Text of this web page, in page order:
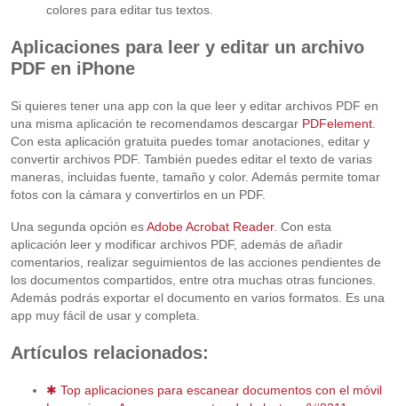
colores para editar tus textos.
Aplicaciones para leer y editar un archivo
PDF en iPhone
Si quieres tener una app con la que leer y editar archivos PDF en
una misma aplicación te recomendamos descargar PDFelement.
Con esta aplicación gratuita puedes tomar anotaciones, editar y
convertir archivos PDF. También puedes editar el texto de varias
maneras, incluidas fuente, tamaño y color. Además permite tomar
fotos con la cámara y convertirlos en un PDF.
Una segunda opción esAdobe Acrobat Reader. Con esta
aplicación leer y modificar archivos PDF, además de añadir
comentarios, realizar seguimientos de las acciones pendientes de
los documentos compartidos, entre otra muchas otras funciones.
Además podrás exportar el documento en varios formatos. Es una
app muy fácil de usar y completa.
Artículos relacionados:
✱ Top aplicaciones para escanear documentos con el móvil